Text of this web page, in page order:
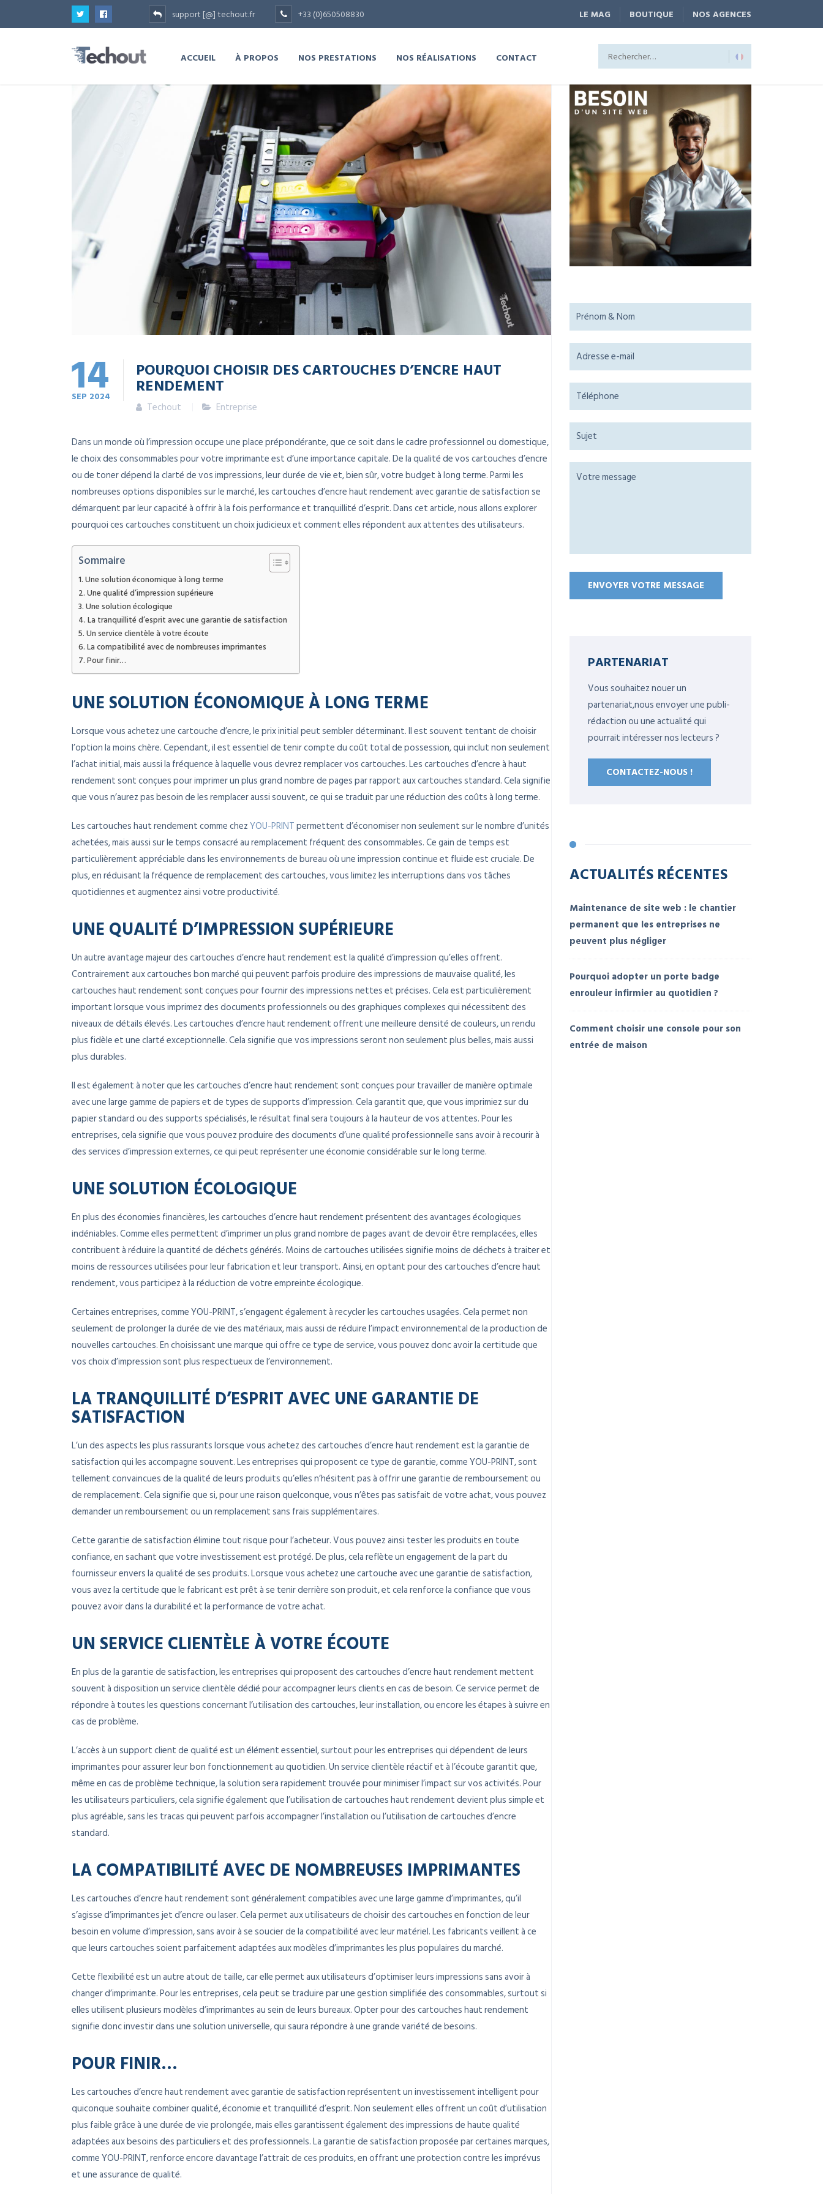
support [@] techout.fr +33 (0)650508830 LE MAG BOUTIQUE NOS AGENCES
ACCUEIL À PROPOS NOS PRESTATIONS NOS RÉALISATIONS CONTACT
14
SEP 2024
POURQUOI CHOISIR DES CARTOUCHES D’ENCRE HAUT
RENDEMENT
Techout Entreprise
Dans un monde où l’impression occupe une place prépondérante, que ce soit dans le cadre professionnel ou domestique,
le choix des consommables pour votre imprimante est d’une importance capitale. De la qualité de vos cartouches d’encre
ou de toner dépend la clarté de vos impressions, leur durée de vie et, bien sûr, votre budget à long terme. Parmi les
nombreuses options disponibles sur le marché, les cartouches d’encre haut rendement avec garantie de satisfaction se
démarquent par leur capacité à offrir à la fois performance et tranquillité d’esprit. Dans cet article, nous allons explorer
pourquoi ces cartouches constituent un choix judicieux et comment elles répondent aux attentes des utilisateurs.
Sommaire
Une solution économique à long terme
Une qualité d’impression supérieure
Une solution écologique
La tranquillité d’esprit avec une garantie de satisfaction
Un service clientèle à votre écoute
La compatibilité avec de nombreuses imprimantes
Pour finir…
UNE SOLUTION ÉCONOMIQUE À LONG TERME
Lorsque vous achetez une cartouche d’encre, le prix initial peut sembler déterminant. Il est souvent tentant de choisir
l’option la moins chère. Cependant, il est essentiel de tenir compte du coût total de possession, qui inclut non seulement
l’achat initial, mais aussi la fréquence à laquelle vous devrez remplacer vos cartouches. Les cartouches d’encre à haut
rendement sont conçues pour imprimer un plus grand nombre de pages par rapport aux cartouches standard. Cela signifie
que vous n’aurez pas besoin de les remplacer aussi souvent, ce qui se traduit par une réduction des coûts à long terme.
Les cartouches haut rendement comme chezYOU-PRINTpermettent d’économiser non seulement sur le nombre d’unités
achetées, mais aussi sur le temps consacré au remplacement fréquent des consommables. Ce gain de temps est
particulièrement appréciable dans les environnements de bureau où une impression continue et fluide est cruciale. De
plus, en réduisant la fréquence de remplacement des cartouches, vous limitez les interruptions dans vos tâches
quotidiennes et augmentez ainsi votre productivité.
UNE QUALITÉ D’IMPRESSION SUPÉRIEURE
Un autre avantage majeur des cartouches d’encre haut rendement est la qualité d’impression qu’elles offrent.
Contrairement aux cartouches bon marché qui peuvent parfois produire des impressions de mauvaise qualité, les
cartouches haut rendement sont conçues pour fournir des impressions nettes et précises. Cela est particulièrement
important lorsque vous imprimez des documents professionnels ou des graphiques complexes qui nécessitent des
niveaux de détails élevés. Les cartouches d’encre haut rendement offrent une meilleure densité de couleurs, un rendu
plus fidèle et une clarté exceptionnelle. Cela signifie que vos impressions seront non seulement plus belles, mais aussi
plus durables.
Il est également à noter que les cartouches d’encre haut rendement sont conçues pour travailler de manière optimale
avec une large gamme de papiers et de types de supports d’impression. Cela garantit que, que vous imprimiez sur du
papier standard ou des supports spécialisés, le résultat final sera toujours à la hauteur de vos attentes. Pour les
entreprises, cela signifie que vous pouvez produire des documents d’une qualité professionnelle sans avoir à recourir à
des services d’impression externes, ce qui peut représenter une économie considérable sur le long terme.
UNE SOLUTION ÉCOLOGIQUE
En plus des économies financières, les cartouches d’encre haut rendement présentent des avantages écologiques
indéniables. Comme elles permettent d’imprimer un plus grand nombre de pages avant de devoir être remplacées, elles
contribuent à réduire la quantité de déchets générés. Moins de cartouches utilisées signifie moins de déchets à traiter et
moins de ressources utilisées pour leur fabrication et leur transport. Ainsi, en optant pour des cartouches d’encre haut
rendement, vous participez à la réduction de votre empreinte écologique.
Certaines entreprises, comme YOU-PRINT, s’engagent également à recycler les cartouches usagées. Cela permet non
seulement de prolonger la durée de vie des matériaux, mais aussi de réduire l’impact environnemental de la production de
nouvelles cartouches. En choisissant une marque qui offre ce type de service, vous pouvez donc avoir la certitude que
vos choix d’impression sont plus respectueux de l’environnement.
LA TRANQUILLITÉ D’ESPRIT AVEC UNE GARANTIE DE
SATISFACTION
L’un des aspects les plus rassurants lorsque vous achetez des cartouches d’encre haut rendement est la garantie de
satisfaction qui les accompagne souvent. Les entreprises qui proposent ce type de garantie, comme YOU-PRINT, sont
tellement convaincues de la qualité de leurs produits qu’elles n’hésitent pas à offrir une garantie de remboursement ou
de remplacement. Cela signifie que si, pour une raison quelconque, vous n’êtes pas satisfait de votre achat, vous pouvez
demander un remboursement ou un remplacement sans frais supplémentaires.
Cette garantie de satisfaction élimine tout risque pour l’acheteur. Vous pouvez ainsi tester les produits en toute
confiance, en sachant que votre investissement est protégé. De plus, cela reflète un engagement de la part du
fournisseur envers la qualité de ses produits. Lorsque vous achetez une cartouche avec une garantie de satisfaction,
vous avez la certitude que le fabricant est prêt à se tenir derrière son produit, et cela renforce la confiance que vous
pouvez avoir dans la durabilité et la performance de votre achat.
UN SERVICE CLIENTÈLE À VOTRE ÉCOUTE
En plus de la garantie de satisfaction, les entreprises qui proposent des cartouches d’encre haut rendement mettent
souvent à disposition un service clientèle dédié pour accompagner leurs clients en cas de besoin. Ce service permet de
répondre à toutes les questions concernant l’utilisation des cartouches, leur installation, ou encore les étapes à suivre en
cas de problème.
L’accès à un support client de qualité est un élément essentiel, surtout pour les entreprises qui dépendent de leurs
imprimantes pour assurer leur bon fonctionnement au quotidien. Un service clientèle réactif et à l’écoute garantit que,
même en cas de problème technique, la solution sera rapidement trouvée pour minimiser l’impact sur vos activités. Pour
les utilisateurs particuliers, cela signifie également que l’utilisation de cartouches haut rendement devient plus simple et
plus agréable, sans les tracas qui peuvent parfois accompagner l’installation ou l’utilisation de cartouches d’encre
standard.
LA COMPATIBILITÉ AVEC DE NOMBREUSES IMPRIMANTES
Les cartouches d’encre haut rendement sont généralement compatibles avec une large gamme d’imprimantes, qu’il
s’agisse d’imprimantes jet d’encre ou laser. Cela permet aux utilisateurs de choisir des cartouches en fonction de leur
besoin en volume d’impression, sans avoir à se soucier de la compatibilité avec leur matériel. Les fabricants veillent à ce
que leurs cartouches soient parfaitement adaptées aux modèles d’imprimantes les plus populaires du marché.
Cette flexibilité est un autre atout de taille, car elle permet aux utilisateurs d’optimiser leurs impressions sans avoir à
changer d’imprimante. Pour les entreprises, cela peut se traduire par une gestion simplifiée des consommables, surtout si
elles utilisent plusieurs modèles d’imprimantes au sein de leurs bureaux. Opter pour des cartouches haut rendement
signifie donc investir dans une solution universelle, qui saura répondre à une grande variété de besoins.
POUR FINIR…
Les cartouches d’encre haut rendement avec garantie de satisfaction représentent un investissement intelligent pour
quiconque souhaite combiner qualité, économie et tranquillité d’esprit. Non seulement elles offrent un coût d’utilisation
plus faible grâce à une durée de vie prolongée, mais elles garantissent également des impressions de haute qualité
adaptées aux besoins des particuliers et des professionnels. La garantie de satisfaction proposée par certaines marques,
comme YOU-PRINT, renforce encore davantage l’attrait de ces produits, en offrant une protection contre les imprévus
et une assurance de qualité.
PARTENARIAT
Vous souhaitez nouer un
partenariat,nous envoyer une publi-
rédaction ou une actualité qui
pourrait intéresser nos lecteurs ?
CONTACTEZ-NOUS !
ACTUALITÉS RÉCENTES
Maintenance de site web : le chantier
permanent que les entreprises ne
peuvent plus négliger
Pourquoi adopter un porte badge
enrouleur infirmier au quotidien ?
Comment choisir une console pour son
entrée de maison